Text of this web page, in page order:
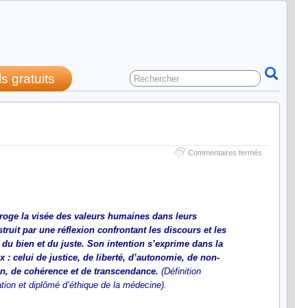
gratuits
Commentaires fermés
la visée des valeurs humaines dans leurs
par une réflexion confrontant les discours et les
bien et du juste. Son intention s’exprime dans la
: celui de justice, de liberté, d’autonomie, de non-
de cohérence et de transcendance. (Définition
et diplômé d’éthique de la médecine).